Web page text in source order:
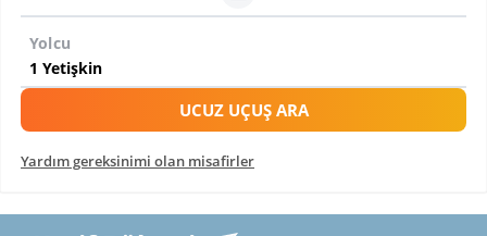
Yolcu
UCUZ UÇUŞ ARA
Yardım gereksinimi olan misafirler